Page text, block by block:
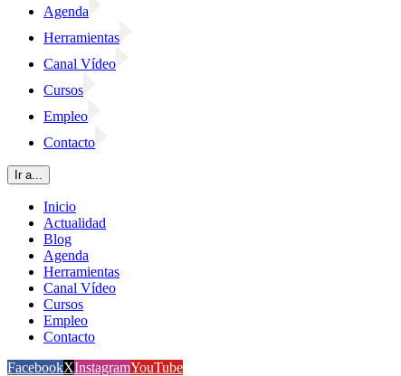
Agenda
Herramientas
Canal Vídeo
Cursos
Empleo
Contacto
Ir a...
Inicio
Actualidad
Blog
Agenda
Herramientas
Canal Vídeo
Cursos
Empleo
Contacto
FacebookXInstagramYouTube